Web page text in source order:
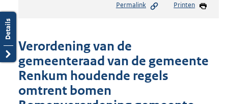
Permalink Printen
Verordening van de
gemeenteraad van de gemeente
Renkum houdende regels
omtrent bomen